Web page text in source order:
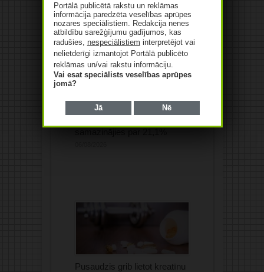
2026. gada 25. septembrī
LFB aicina uz menedžmenta
kompetenču konferenci Rīgā!
06/08/2026
kompresijas izstrādājumu
ražotāja “Tonus Elast”
Pusaudzis grib lietot kreatīnu
Portālā publicētā rakstu un reklāmas
informācija paredzēta veselības aprūpes
nozares speciālistiem. Redakcija nenes
atbildību sarežģījumu gadījumos, kas
radušies, nespeciālistiem interpretējot vai
nelietderīgi izmantojot Portālā publicēto
reklāmas un/vai rakstu informāciju.
Vai esat speciālists veselības aprūpes
jomā?
Jā Nē